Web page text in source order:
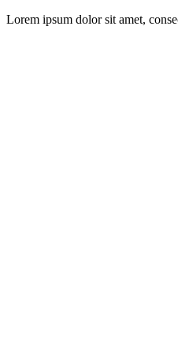
Lorem ipsum dolor sit amet,